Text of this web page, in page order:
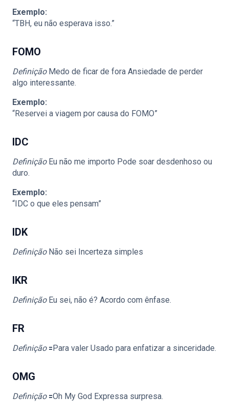
Exemplo:
“TBH, eu não esperava isso.”
FOMO
DefiniçãoMedo de ficar de fora Ansiedade de perder
algo interessante.
Exemplo:
“Reservei a viagem por causa do FOMO”
IDC
DefiniçãoEu não me importo Pode soar desdenhoso ou
duro.
Exemplo:
“IDC o que eles pensam”
IDK
DefiniçãoNão sei Incerteza simples
IKR
DefiniçãoEu sei, não é? Acordo com ênfase.
FR
Definição🟰Para valer Usado para enfatizar a sinceridade.
OMG
Definição🟰Oh My God Expressa surpresa.